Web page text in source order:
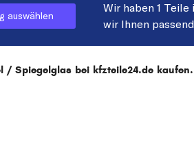
auswählen
Wir haben 1
wir Ihnen
/ Spiegelglas bei kfzteile24.de kaufen.